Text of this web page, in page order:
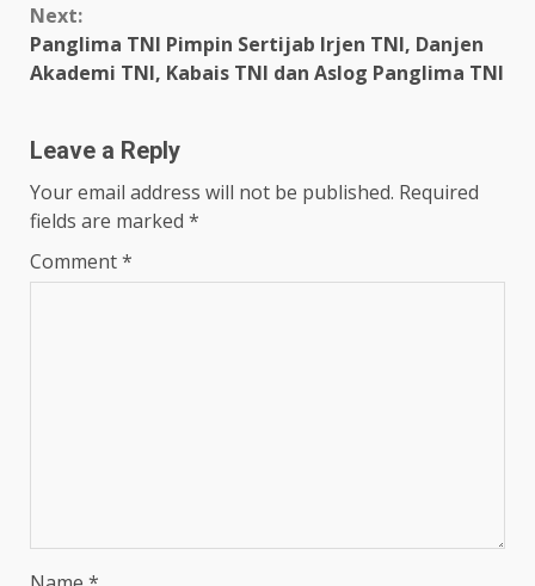
Next:
Panglima TNI Pimpin Sertijab Irjen TNI, Danjen
Akademi TNI, Kabais TNI dan Aslog Panglima TNI
Leave a Reply
Your email address will not be published. Required
fields are marked *
Comment*